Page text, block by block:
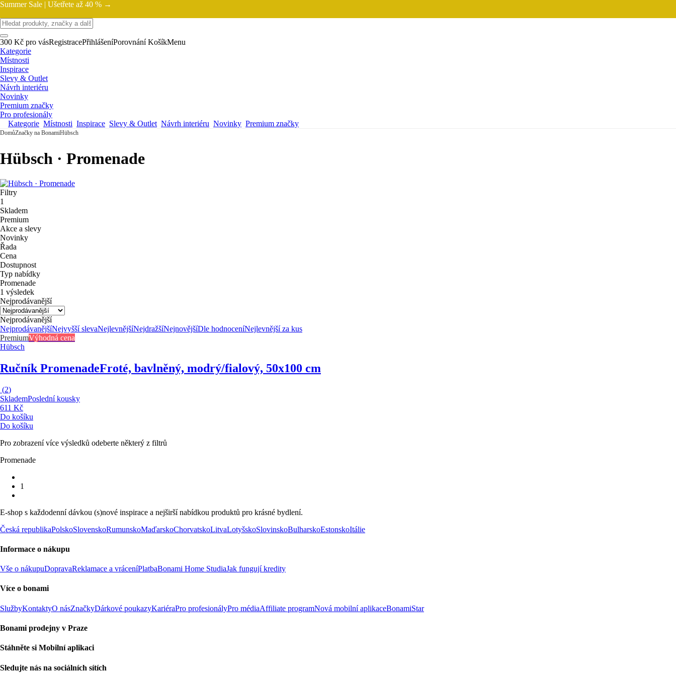
Summer Sale | Ušetřete až 40 % →
300 Kč pro vásRegistracePřihlášeníPorovnání KošíkMenu
Kategorie
Místnosti
Inspirace
Slevy & Outlet
Návrh interiéru
Novinky
Premium značky
Pro profesionály
Kategorie Místnosti Inspirace Slevy & Outlet Návrh interiéru Novinky Premium značky
DomůZnačky na BonamiHübsch
Hübsch · Promenade
Filtry
1
Skladem
Premium
Akce a slevy
Novinky
Řada
Cena
Dostupnost
Typ nabídky
Promenade
1 výsledek
Nejprodávanější
Nejprodávanější
NejprodávanějšíNejvyšší slevaNejlevnějšíNejdražšíNejnovějšíDle hodnoceníNejlevnější za kus
PremiumVýhodná cena
Hübsch
Ručník PromenadeFroté, bavlněný, modrý/fialový, 50x100 cm
(2)
SklademPoslední kousky
611 Kč
Do košíku
Do košíku
Pro zobrazení více výsledků odeberte některý z filtrů
Promenade
1
E-shop s každodenní dávkou (s)nové inspirace a nejširší nabídkou produktů pro krásné bydlení.
Česká republikaPolskoSlovenskoRumunskoMaďarskoChorvatskoLitvaLotyšskoSlovinskoBulharskoEstonskoItálie
Informace o nákupu
Vše o nákupuDopravaReklamace a vráceníPlatbaBonami Home StudiaJak fungují kredity
Více o bonami
SlužbyKontaktyO násZnačkyDárkové poukazyKariéraPro profesionályPro médiaAffiliate programNová mobilní aplikaceBonamiStar
Bonami prodejny v Praze
Stáhněte si Mobilní aplikaci
Sledujte nás na sociálních sítích